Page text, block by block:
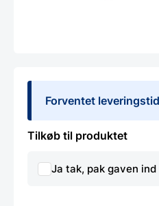
Forventet
Tilkøb til produktet
Ja tak, pak gaven ind